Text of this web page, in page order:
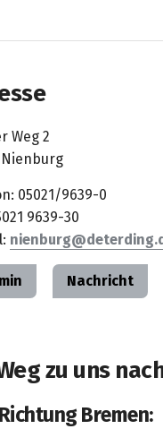
Weg 2
Nienburg
05021/9639-0
9639-30
nienburg
Nachricht
zu uns
Bremen: